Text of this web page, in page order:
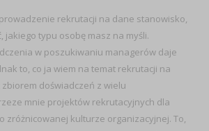
rekrutacji na dane stanowisko,
jakiego typu osobę masz na myśli.
w poszukiwaniu managerów daje
to, co ja wiem na temat rekrutacji na
doświadczeń z wielu
mnie projektów rekrutacyjnych dla
zróżnicowanej kulturze organizacyjnej. To,